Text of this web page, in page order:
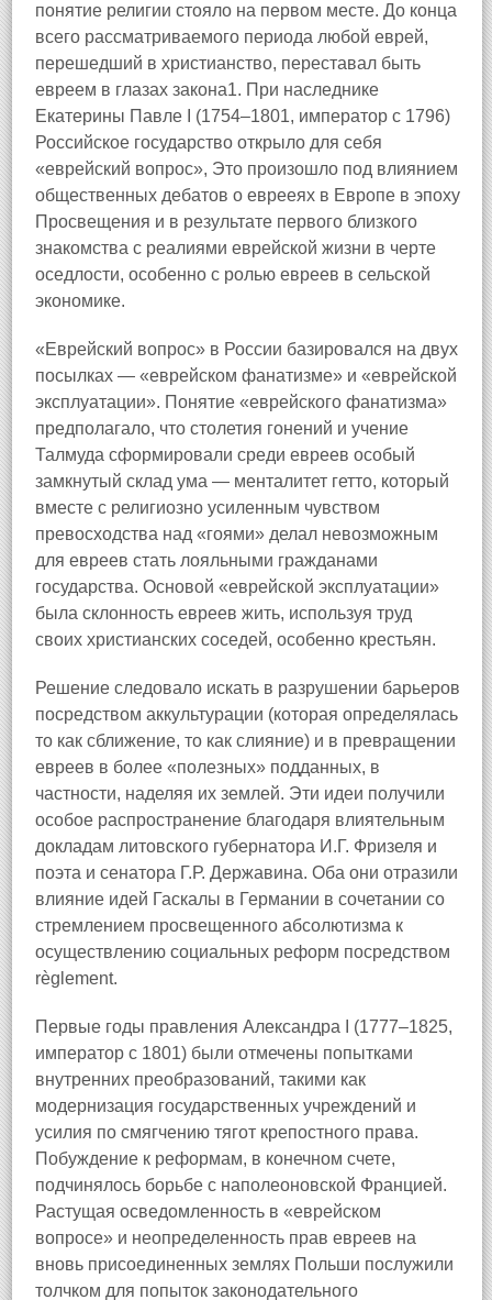
понятие религии стояло на первом месте. До конца
всего рассматриваемого периода любой еврей,
перешедший в христианство, переставал быть
евреем в глазах закона1. При наследнике
Екатерины Павле I (1754–1801, император с 1796)
Российское государство открыло для себя
«еврейский вопрос», Это произошло под влиянием
общественных дебатов о еврееях в Европе в эпоху
Просвещения и в результате первого близкого
знакомства с реалиями еврейской жизни в черте
оседлости, особенно с ролью евреев в сельской
экономике.
«Еврейский вопрос» в России базировался на двух
посылках — «еврейском фанатизме» и «еврейской
эксплуатации». Понятие «еврейского фанатизма»
предполагало, что столетия гонений и учение
Талмуда сформировали среди евреев особый
замкнутый склад ума — менталитет гетто, который
вместе с религиозно усиленным чувством
превосходства над «гоями» делал невозможным
для евреев стать лояльными гражданами
государства. Основой «еврейской эксплуатации»
была склонность евреев жить, используя труд
своих христианских соседей, особенно крестьян.
Решение следовало искать в разрушении барьеров
посредством аккультурации (которая определялась
то как сближение, то как слияние) и в превращении
евреев в более «полезных» подданных, в
частности, наделяя их землей. Эти идеи получили
особое распространение благодаря влиятельным
докладам литовского губернатора И.Г. Фризеля и
поэта и сенатора Г.Р. Державина. Оба они отразили
влияние идей Гаскалы в Германии в сочетании со
стремлением просвещенного абсолютизма к
осуществлению социальных реформ посредством
règlement.
Первые годы правления Александра I (1777–1825,
император с 1801) были отмечены попытками
внутренних преобразований, такими как
модернизация государственных учреждений и
усилия по смягчению тягот крепостного права.
Побуждение к реформам, в конечном счете,
подчинялось борьбе с наполеоновской Францией.
Растущая осведомленность в «еврейском
вопросе» и неопределенность прав евреев на
вновь присоединенных землях Польши послужили
толчком для попыток законодательного